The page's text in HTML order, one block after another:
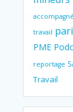
travail
PME
reportage
Travail